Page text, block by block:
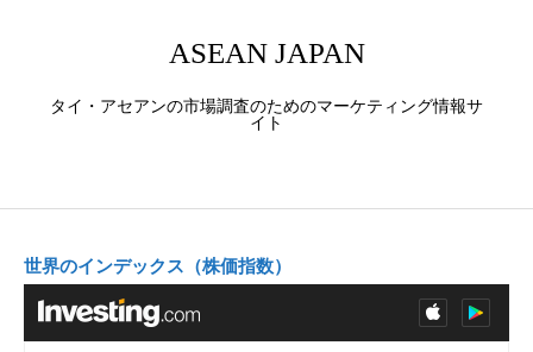
ASEAN JAPAN
タイ・アセアンの市場調査のためのマーケティング情報サ
イト
世界のインデックス（株価指数）